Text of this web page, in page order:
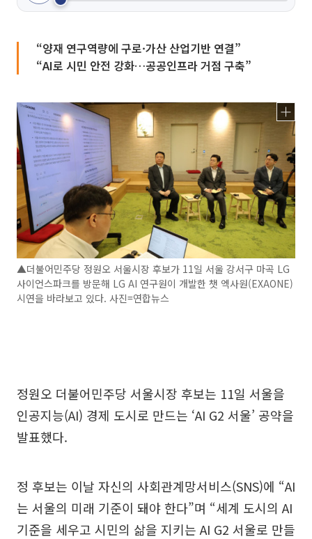
“양재 연구역량에 구로·가산 산업기반 연결”
“AI로 시민 안전 강화…공공인프라 거점 구축”
▲더불어민주당 정원오 서울시장 후보가 11일 서울 강서구 마곡 LG
사이언스파크를 방문해 LG AI 연구원이 개발한 챗 엑사원(EXAONE)
시연을 바라보고 있다. 사진=연합뉴스
정원오 더불어민주당 서울시장 후보는 11일 서울을
인공지능(AI) 경제 도시로 만드는 ‘AI G2 서울’ 공약을
발표했다.
정 후보는 이날 자신의 사회관계망서비스(SNS)에 “AI
는 서울의 미래 기준이 돼야 한다”며 “세계 도시의 AI
기준을 세우고 시민의 삶을 지키는 AI G2 서울로 만들